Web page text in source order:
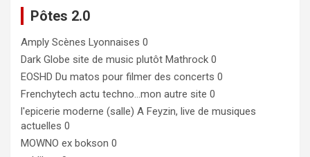
Pôtes 2.0
Amply Scènes Lyonnaises 0
Dark Globe site de music plutôt Mathrock 0
EOSHD Du matos pour filmer des concerts 0
Frenchytech actu techno…mon autre site 0
l'epicerie moderne (salle) A Feyzin, live de musiques
actuelles 0
MOWNO ex bokson 0